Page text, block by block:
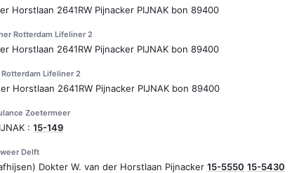
Horstlaan 2641RW Pijnacker PIJNAK bon 89400
Rotterdam Lifeliner 2
Horstlaan 2641RW Pijnacker PIJNAK bon 89400
Lifeliner 2
Horstlaan 2641RW Pijnacker PIJNAK bon 89400
Zoetermeer
: 15-149
Delft
Dokter W. van der Horstlaan Pijnacker 15-5550 15-5430